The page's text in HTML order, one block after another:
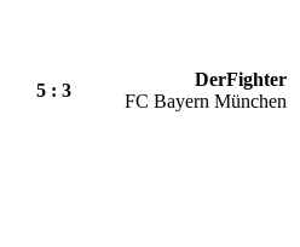
5 : 3
DerFighter
FC Bayern München